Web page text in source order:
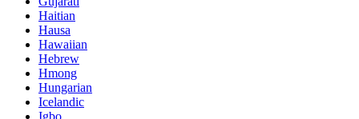
Haitian
Hausa
Hawaiian
Hebrew
Hmong
Hungarian
Icelandic